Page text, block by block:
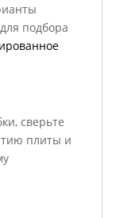
подбора
сверьте
плиты и